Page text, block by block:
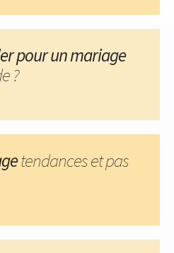
pour un mariage
?
tendances et pas